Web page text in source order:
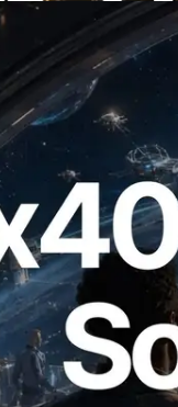
con
de IA
API que